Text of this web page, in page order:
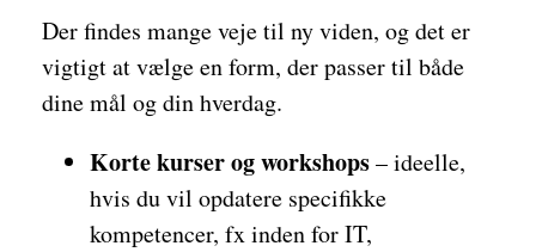
Der findes mange veje til ny viden, og det er
vigtigt at vælge en form, der passer til både
dine mål og din hverdag.
Korte kurser og workshops– ideelle,
hvis du vil opdatere specifikke
kompetencer, fx inden for IT,